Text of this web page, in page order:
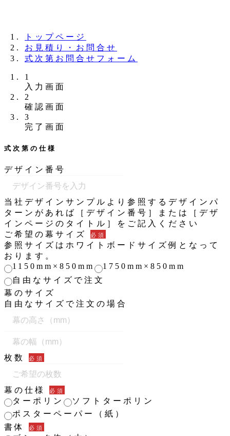
トップページ
お見積り・お問合せ
式次第お問合せフォーム
1
入力画面
画
で
す。
2
確認画面
い
る
画
面
で
す。
3
完了画面
れ
て
い
る
画
面
で
式次第の仕様
デザイン番号
当社デザインサンプルより参照するデザインパ
ターンがあれば［デザイン番号］または［デザ
インページのタイトル］をご記入ください
ご希望の幕サイズ
必須
参照サイズはホワイトボードサイズ例となって
おります。
1150mm×850mm
1750mm×850mm
自由なサイズで注文
幕のサイズ
自由なサイズで注文の場合
枚数 必須
幕の仕様 必須
ターポリン
ソフトターポリン
ポスターペーパー（紙）
書体
必須